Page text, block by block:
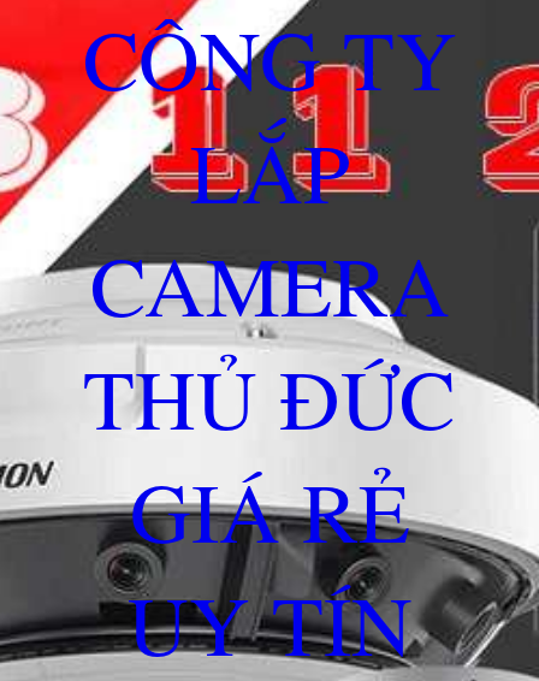
CÔNG TY
LẮP
CAMERA
THỦ ĐỨC
GIÁ RẺ
UY TÍN